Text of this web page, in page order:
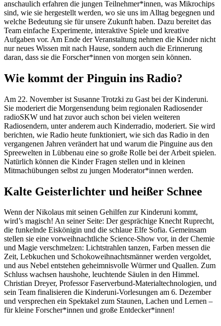
anschaulich erfahren die jungen Teilnehmer*innen, was Mikrochips
sind, wie sie hergestellt werden, wo sie uns im Alltag begegnen und
welche Bedeutung sie für unsere Zukunft haben. Dazu bereitet das
Team einfache Experimente, interaktive Spiele und kreative
Aufgaben vor. Am Ende der Veranstaltung nehmen die Kinder nicht
nur neues Wissen mit nach Hause, sondern auch die Erinnerung
daran, dass sie die Forscher*innen von morgen sein können.
Wie kommt der Pinguin ins Radio?
Am 22. November ist Susanne Trotzki zu Gast bei der Kinderuni.
Sie moderiert die Morgensendung beim regionalen Radiosender
radioSKW und hat zuvor auch schon bei vielen weiteren
Radiosendern, unter anderem auch Kinderradio, moderiert. Sie wird
berichten, wie Radio heute funktioniert, wie sich das Radio in den
vergangenen Jahren verändert hat und warum die Pinguine aus den
Spreewelten in Lübbenau eine so große Rolle bei der Arbeit spielen.
Natürlich können die Kinder Fragen stellen und in kleinen
Mitmachübungen selbst zu jungen Moderator*innen werden.
Kalte Geisterlichter und heißer Schnee
Wenn der Nikolaus mit seinen Gehilfen zur Kinderuni kommt,
wird’s magisch! An seiner Seite: Der gesprächige Knecht Ruprecht,
die funkelnde Eiskönigin und die schlaue Elfe Sofia. Gemeinsam
stellen sie eine vorweihnachtliche Science-Show vor, in der Chemie
und Magie verschmelzen: Lichtstrahlen tanzen, Farben messen die
Zeit, Lebkuchen und Schokoweihnachtsmänner werden vergoldet,
und aus Nebel entstehen geheimnisvolle Würmer und Quallen. Zum
Schluss wachsen haushohe, leuchtende Säulen in den Himmel.
Christian Dreyer, Professor Faserverbund-Materialtechnologien, und
sein Team finalisieren die Kinderuni-Vorlesungen am 6. Dezember
und versprechen ein Spektakel zum Staunen, Lachen und Lernen –
für kleine Forscher*innen und große Entdecker*innen!